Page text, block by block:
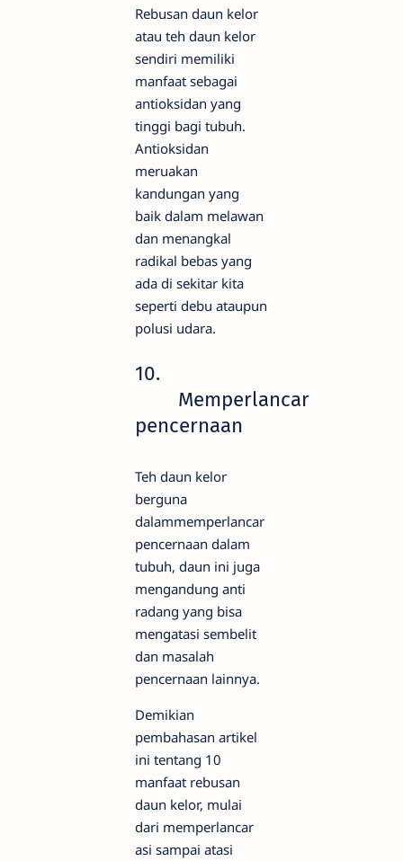
Rebusan daun kelor
atau teh daun kelor
sendiri memiliki
manfaat sebagai
antioksidan yang
tinggi bagi tubuh.
Antioksidan
meruakan
kandungan yang
baik dalam melawan
dan menangkal
radikal bebas yang
ada di sekitar kita
seperti debu ataupun
polusi udara.
10.
Memperlancar
pencernaan
Teh daun kelor
berguna
dalammemperlancar
pencernaan dalam
tubuh, daun ini juga
mengandung anti
radang yang bisa
mengatasi sembelit
dan masalah
pencernaan lainnya.
Demikian
pembahasan artikel
ini tentang 10
manfaat rebusan
daun kelor, mulai
dari memperlancar
asi sampai atasi